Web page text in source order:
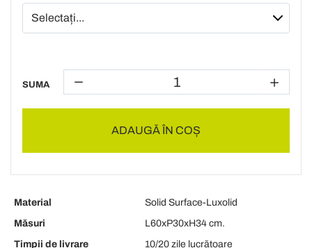
SUMA
ADAUGĂ ÎN COȘ
Material
Solid Surface-Luxolid
Măsuri
L60xP30xH34 cm.
Timpii de livrare
10/20 zile lucrătoare